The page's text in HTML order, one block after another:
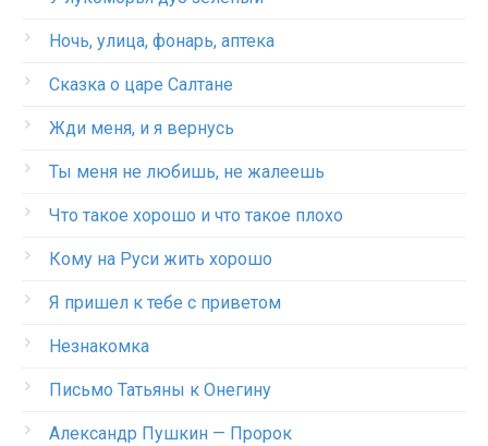
Ночь, улица, фонарь, аптека
Сказка о царе Салтане
Жди меня, и я вернусь
Ты меня не любишь, не жалеешь
Что такое хорошо и что такое плохо
Кому на Руси жить хорошо
Я пришел к тебе с приветом
Незнакомка
Письмо Татьяны к Онегину
Александр Пушкин — Пророк